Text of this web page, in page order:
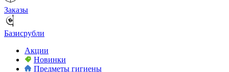
Заказы
Базисрубли
Акции
Новинки
Предметы гигиены